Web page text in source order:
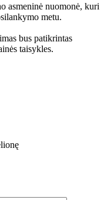
asmeninė nuomonė, kuri
metu.
bus patikrintas
taisykles.